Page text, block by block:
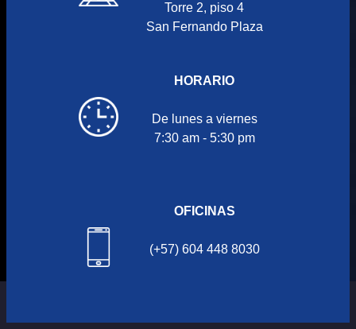
Torre 2, piso 4
San Fernando Plaza
HORARIO
De lunes a viernes
7:30 am - 5:30 pm
OFICINAS
(+57) 604 448 8030